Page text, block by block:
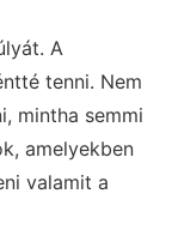
A
tenni. Nem
mintha semmi
amelyekben
valamit a